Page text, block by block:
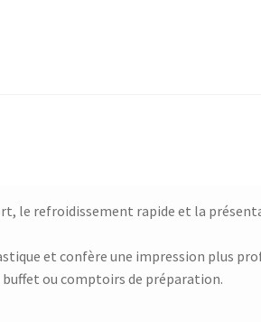
le refroidissement rapide et la
et confère une impression plus
ou comptoirs de préparation.